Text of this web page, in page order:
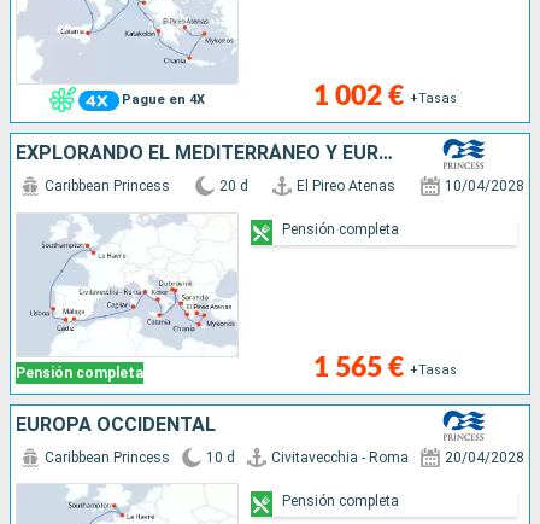
Pague en 4X 1 002 € +Tasas
EXPLORANDO EL MEDITERRÁNEO Y EUROPA OCCI
Pensión completa
Caribbean Princess 20 d El Pireo Atenas 10/04/2028
1 565 € +Tasas
Pensión completa
EUROPA OCCIDENTAL
Caribbean Princess 10 d Civitavecchia - Roma 20/04/2028
Pensión completa